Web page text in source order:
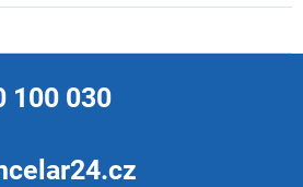
100 030